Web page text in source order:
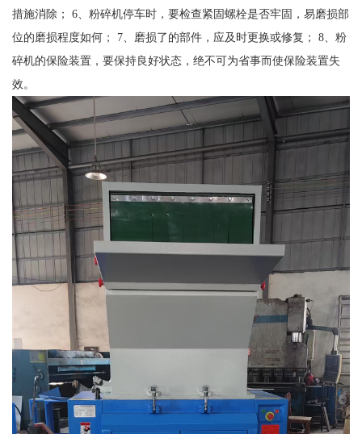
措施消除； 6、粉碎机停车时，要检查紧固螺栓是否牢固，易磨损部
位的磨损程度如何； 7、磨损了的部件，应及时更换或修复； 8、粉
碎机的保险装置，要保持良好状态，绝不可为省事而使保险装置失
效。